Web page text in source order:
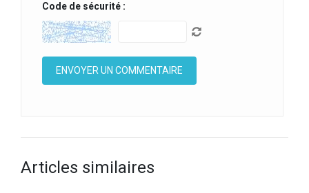
Code de sécurité :
Articles similaires